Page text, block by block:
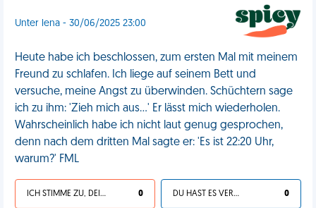
Unter lena - 30/06/2025 23:00
Heute habe ich beschlossen, zum ersten Mal mit meinem
Freund zu schlafen. Ich liege auf seinem Bett und
versuche, meine Angst zu überwinden. Schüchtern sage
ich zu ihm: 'Zieh mich aus...' Er lässt mich wiederholen.
Wahrscheinlich habe ich nicht laut genug gesprochen,
denn nach dem dritten Mal sagte er: 'Es ist 22:20 Uhr,
warum?' FML
ICH STIMME ZU, DEIN LEBEN IST SCHEISSE 0 DU HAST ES VERDIENT 0